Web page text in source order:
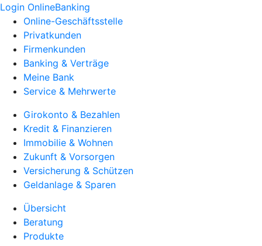
Login OnlineBanking
Online-Geschäftsstelle
Privatkunden
Firmenkunden
Banking & Verträge
Meine Bank
Service & Mehrwerte
Girokonto & Bezahlen
Kredit & Finanzieren
Immobilie & Wohnen
Zukunft & Vorsorgen
Versicherung & Schützen
Geldanlage & Sparen
Übersicht
Beratung
Produkte